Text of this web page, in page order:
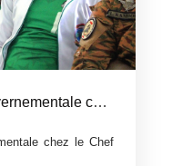
Djôro : une délégation gouvernementale chez le Chef de Canton de Gaoua
chez le Chef